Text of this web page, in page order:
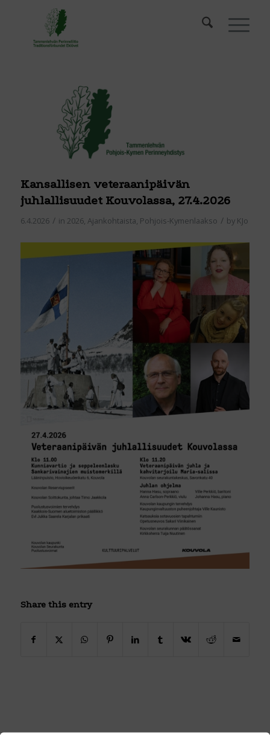
Kansallisen veteraanipäivän
juhlallisuudet Kouvolassa, 27.4.2026
6.4.2026 / in 2026, Ajankohtaista, Pohjois-Kymenlaakso / by KJo
Share this entry